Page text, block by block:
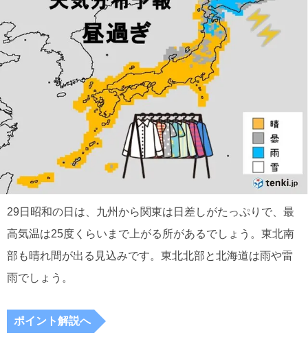
29日昭和の日は、九州から関東は日差しがたっぷりで、最
高気温は25度くらいまで上がる所があるでしょう。東北南
部も晴れ間が出る見込みです。東北北部と北海道は雨や雷
雨でしょう。
ポイント解説へ